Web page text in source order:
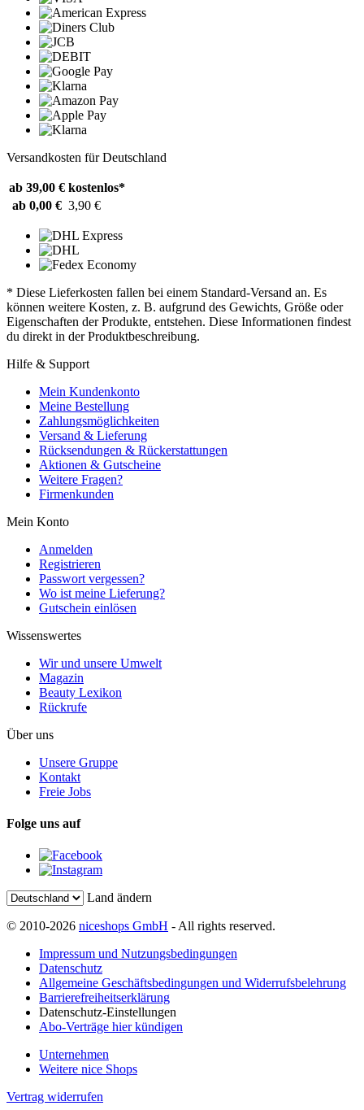
Versandkosten für Deutschland
ab 39,00 € kostenlos*
ab 0,00 € 3,90 €
* Diese Lieferkosten fallen bei einem Standard-Versand an. Es
können weitere Kosten, z. B. aufgrund des Gewichts, Größe oder
Eigenschaften der Produkte, entstehen. Diese Informationen findest
du direkt in der Produktbeschreibung.
Hilfe & Support
Mein Kundenkonto
Meine Bestellung
Zahlungsmöglichkeiten
Versand & Lieferung
Rücksendungen & Rückerstattungen
Aktionen & Gutscheine
Weitere Fragen?
Firmenkunden
Mein Konto
Anmelden
Registrieren
Passwort vergessen?
Wo ist meine Lieferung?
Gutschein einlösen
Wissenswertes
Wir und unsere Umwelt
Magazin
Beauty Lexikon
Rückrufe
Über uns
Unsere Gruppe
Kontakt
Freie Jobs
Folge uns auf
Land ändern
© 2010-2026 niceshops GmbH - All rights reserved.
Impressum und Nutzungsbedingungen
Datenschutz
Allgemeine Geschäftsbedingungen und Widerrufsbelehrung
Barrierefreiheitserklärung
Datenschutz-Einstellungen
Abo-Verträge hier kündigen
Unternehmen
Weitere nice Shops
Vertrag widerrufen